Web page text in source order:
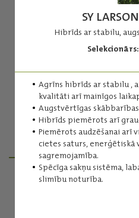
SY
Hibrīds ar stabilu,
Selekcionārs:
Agrīns hibrīds ar stabilu ,
kvalitāti arī mainīgos
Augstvērtīgas
Hibrīds piemērots arī
Piemērots audzēšanai arī
cietes saturs,
sagremojamība.
Spēcīga sakņu sistēma,
slimību noturība.
FAO
Izteikti agrīns
Selekcionārs:
Lasīt